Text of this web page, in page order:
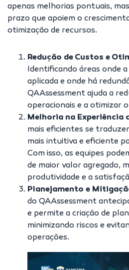
apenas melhorias pontuais,
prazo que apoiem o
otimização de recursos.
Redução de Custos e
Identificando áreas onde
aplicada e onde há
QAAssessment ajuda a
operacionais e a otimizar
Melhoria na Experiência
mais eficientes se
mais intuitiva e eficiente
Com isso, as equipes
de maior valor agregado,
produtividade e a
Planejamento e
do QAAssessment
e permite a criação de
minimizando riscos e
operações.